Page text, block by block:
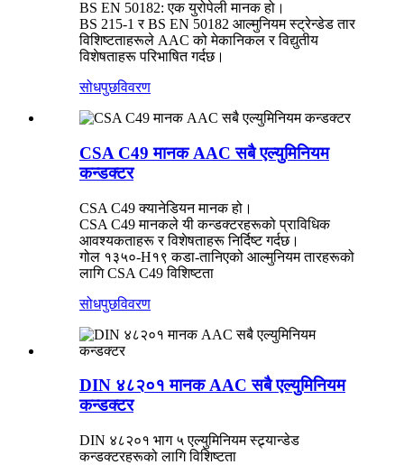
BS EN 50182: एक युरोपेली मानक हो।
BS 215-1 र BS EN 50182 आल्मुनियम स्ट्रेन्डेड तार
विशिष्टताहरूले AAC को मेकानिकल र विद्युतीय
विशेषताहरू परिभाषित गर्दछ।
सोधपुछविवरण
CSA C49 मानक AAC सबै एल्युमिनियम
कन्डक्टर
CSA C49 क्यानेडियन मानक हो।
CSA C49 मानकले यी कन्डक्टरहरूको प्राविधिक
आवश्यकताहरू र विशेषताहरू निर्दिष्ट गर्दछ।
गोल १३५०-H१९ कडा-तानिएको आल्मुनियम तारहरूको
लागि CSA C49 विशिष्टता
सोधपुछविवरण
DIN ४८२०१ मानक AAC सबै एल्युमिनियम
कन्डक्टर
DIN ४८२०१ भाग ५ एल्युमिनियम स्ट्र्यान्डेड
कन्डक्टरहरूको लागि विशिष्टता